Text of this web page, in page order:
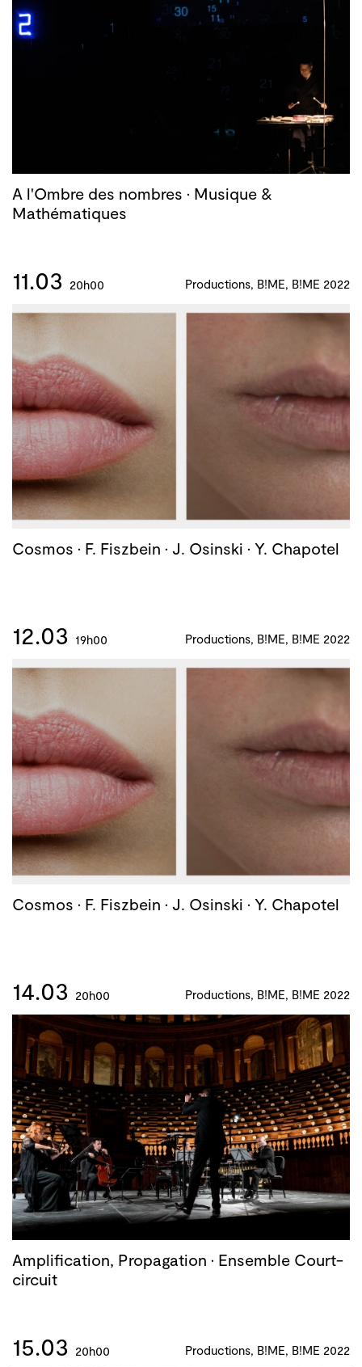
A l'Ombre des nombres · Musique &
Mathématiques
11.03 20h00 Productions, B!ME, B!ME 2022
Cosmos · F. Fiszbein · J. Osinski · Y. Chapotel
12.03 19h00 Productions, B!ME, B!ME 2022
Cosmos · F. Fiszbein · J. Osinski · Y. Chapotel
14.03 20h00 Productions, B!ME, B!ME 2022
Amplification, Propagation · Ensemble Court-
circuit
15.03 20h00 Productions, B!ME, B!ME 2022